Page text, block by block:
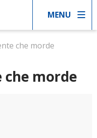
MENU
che morde
che morde